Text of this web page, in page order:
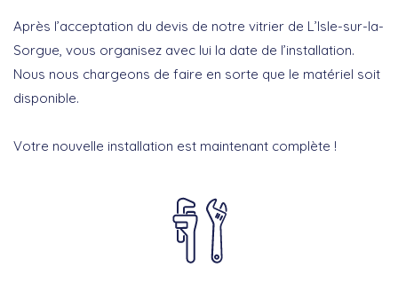
Après l’acceptation du devis de notre vitrier de L’Isle-sur-la-
Sorgue, vous organisez avec lui la date de l’installation.
Nous nous chargeons de faire en sorte que le matériel soit
disponible.
Votre nouvelle installation est maintenant complète !